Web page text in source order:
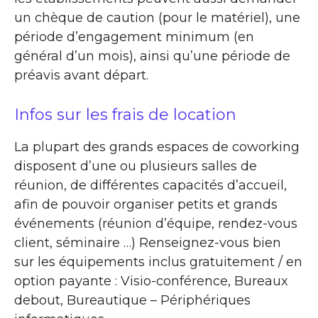
un chèque de caution (pour le matériel), une
période d’engagement minimum (en
général d’un mois), ainsi qu’une période de
préavis avant départ.
Infos sur les frais de location
La plupart des grands espaces de coworking
disposent d’une ou plusieurs salles de
réunion, de différentes capacités d’accueil,
afin de pouvoir organiser petits et grands
événements (réunion d’équipe, rendez-vous
client, séminaire …) Renseignez-vous bien
sur les équipements inclus gratuitement / en
option payante : Visio-conférence, Bureaux
debout, Bureautique – Périphériques